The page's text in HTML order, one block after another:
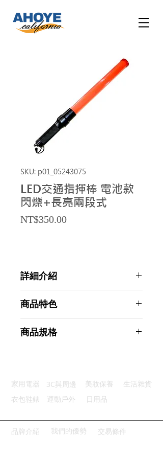
SKU: p01_05243075
LED交通指揮棒 電池款
閃爍+長亮兩段式
NT$350.00Price
詳細介紹
商品特色
防滑手柄：手柄優質防滑顆粒設計
商品規格
主要材質：ABS
商品尺寸：40*5*5cm
產地名稱：中國大陸
代理商：亞桓有限公司
家用電器 3C與周邊 美妝保養
生活雜貨
衣包鞋錶
運動戶外 日用品
品牌介紹 我們的優勢 交易條件